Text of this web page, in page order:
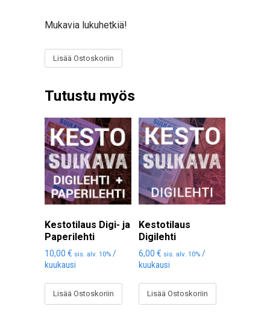
Mukavia lukuhetkiä!
Lisää Ostoskoriin
Tutustu myös
Kestotilaus Digi- ja
Paperilehti
10,00 € sis. alv. 10% /
kuukausi
Lisää Ostoskoriin
Kestotilaus
Digilehti
6,00 € sis. alv. 10% /
kuukausi
Lisää Ostoskoriin